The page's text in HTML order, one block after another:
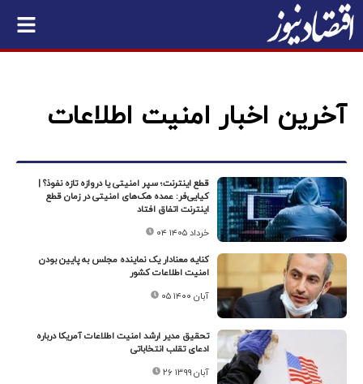
آخرین اخبار امنیت اطلاعات
قطع اینترنت؛ سپر امنیتی یا دروازه تازه نفوذ؟ |
کیایی‌فر: عمده هک‌های امنیتی در زمان قطع
اینترنت اتفاق افتاد
۰۴ خرداد ۱۴۰۵
کنایه معنادار یک نماینده مجلس به پایین بودن
امنیت اطلاعات کشور
۰۵ آبان ۱۴۰۰
تحقیق مدیر ارشد امنیت اطلاعات آمریکا درباره
ادعای تقلب انتخاباتی
۲۶ آبان ۱۳۹۹